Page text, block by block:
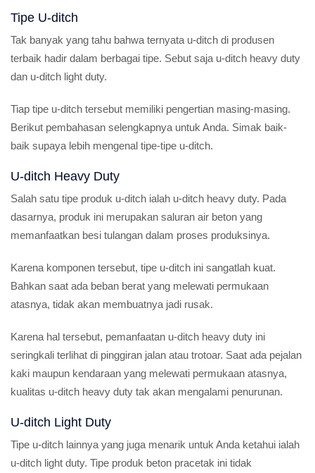
Tipe U-ditch
Tak banyak yang tahu bahwa ternyata u-ditch di produsen
terbaik hadir dalam berbagai tipe. Sebut saja u-ditch heavy duty
dan u-ditch light duty.
Tiap tipe u-ditch tersebut memiliki pengertian masing-masing.
Berikut pembahasan selengkapnya untuk Anda. Simak baik-
baik supaya lebih mengenal tipe-tipe u-ditch.
U-ditch Heavy Duty
Salah satu tipe produk u-ditch ialah u-ditch heavy duty. Pada
dasarnya, produk ini merupakan saluran air beton yang
memanfaatkan besi tulangan dalam proses produksinya.
Karena komponen tersebut, tipe u-ditch ini sangatlah kuat.
Bahkan saat ada beban berat yang melewati permukaan
atasnya, tidak akan membuatnya jadi rusak.
Karena hal tersebut, pemanfaatan u-ditch heavy duty ini
seringkali terlihat di pinggiran jalan atau trotoar. Saat ada pejalan
kaki maupun kendaraan yang melewati permukaan atasnya,
kualitas u-ditch heavy duty tak akan mengalami penurunan.
U-ditch Light Duty
Tipe u-ditch lainnya yang juga menarik untuk Anda ketahui ialah
u-ditch light duty. Tipe produk beton pracetak ini tidak